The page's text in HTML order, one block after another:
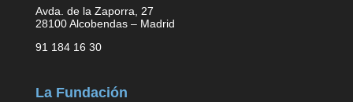
Avda. de la Zaporra, 27
28100 Alcobendas – Madrid
91 184 16 30
La Fundación